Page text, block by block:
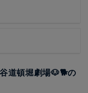
道頓堀劇場🐶🐕の